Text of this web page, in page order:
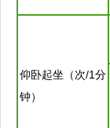
仰卧起坐（次/1分
钟）